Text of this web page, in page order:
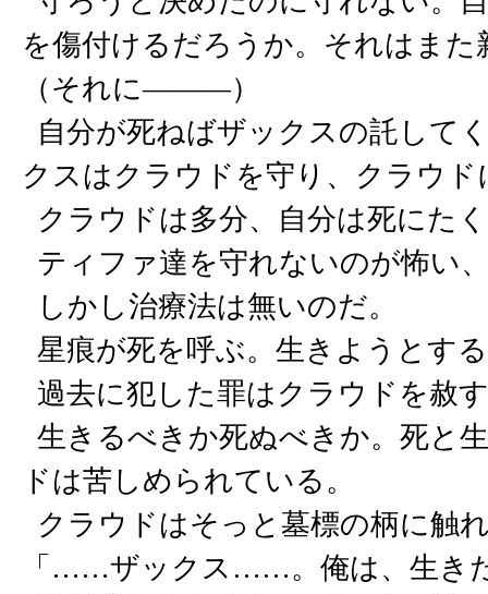
を傷付けるだろうか。それはま
（それに―――）
自分が死ねばザックスの託して
クスはクラウドを守り、クラウ
クラウドは多分、自分は死にた
ティファ達を守れないのが怖い
しかし治療法は無いのだ。
星痕が死を呼ぶ。生きようとす
過去に犯した罪はクラウドを赦
生きるべきか死ぬべきか。死と
ドは苦しめられている。
クラウドはそっと墓標の柄に触
「……ザックス……。俺は、生き